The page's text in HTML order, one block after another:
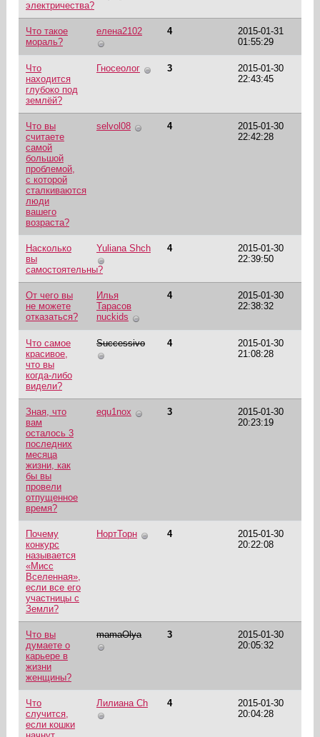
электричества?
Что такое
мораль?
елена2102 4
2015-01-31
01:55:29
Что
находится
глубоко под
землёй?
Гносеолог 3
2015-01-30
22:43:45
Что вы
считаете
самой
большой
проблемой,
с которой
сталкиваются
люди
вашего
возраста?
selvol08 4
2015-01-30
22:42:28
Насколько
вы
самостоятельны?
Yuliana Shch 4
2015-01-30
22:39:50
От чего вы
не можете
отказаться?
Илья
Тарасов
nuckids
4
2015-01-30
22:38:32
Что самое
красивое,
что вы
когда-либо
видели?
Successivo 4
2015-01-30
21:08:28
Зная, что
вам
осталось 3
последних
месяца
жизни, как
бы вы
провели
отпущенное
время?
equ1nox 3
2015-01-30
20:23:19
Почему
конкурс
называется
«Мисс
Вселенная»,
если все его
участницы с
Земли?
НортТорн 4
2015-01-30
20:22:08
Что вы
думаете о
карьере в
жизни
женщины?
mamaOlya 3
2015-01-30
20:05:32
Что
случится,
если кошки
Лилиана Ch 4
2015-01-30
20:04:28